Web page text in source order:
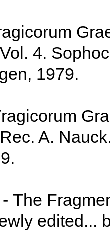
4.
1979.
A.
The
edited...